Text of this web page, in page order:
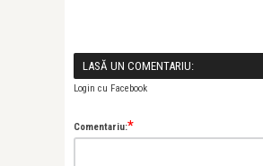
LASĂ UN COMENTARIU:
Login cu Facebook
Comentariu:*